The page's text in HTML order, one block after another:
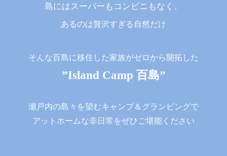
島にはスーパーもコンビニもなく、
あるのは贅沢すぎる自然だけ
そんな百島に移住した家族がゼロから開拓した
”Island Camp 百島”
瀬戸内の島々を望むキャンプ＆グランピングで
アットホームな非日常をぜひご堪能ください